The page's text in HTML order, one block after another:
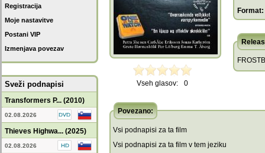
Registracija
Moje nastavitve
Postani VIP
Izmenjava povezav
Sveži podnapisi
Transformers P... (2010)
02.08.2026
Thieves Highwa... (2025)
02.08.2026
Vseh glasov: 0
Format:
Povezano:
Vsi podnapisi za ta film
Vsi podnapisi za ta film v tem jeziku